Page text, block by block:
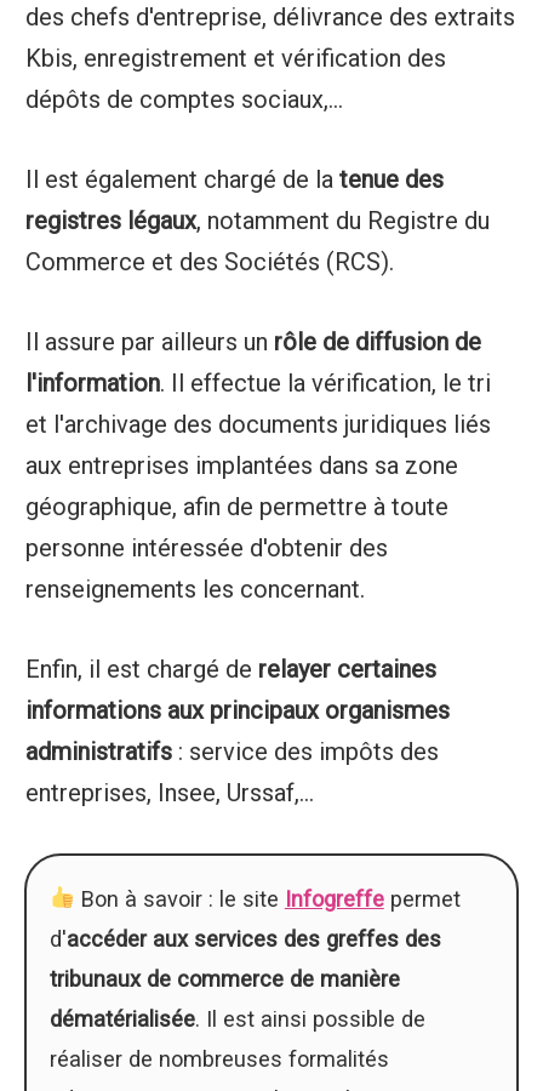
des chefs d'entreprise, délivrance des extraits
Kbis, enregistrement et vérification des
dépôts de comptes sociaux,...
Il est également chargé de la tenue des
registres légaux, notamment du Registre du
Commerce et des Sociétés (RCS).
Il assure par ailleurs un rôle de diffusion de
l'information. Il effectue la vérification, le tri
et l'archivage des documents juridiques liés
aux entreprises implantées dans sa zone
géographique, afin de permettre à toute
personne intéressée d'obtenir des
renseignements les concernant.
Enfin, il est chargé de relayer certaines
informations aux principaux organismes
administratifs : service des impôts des
entreprises, Insee, Urssaf,...
Bon à savoir : le site Infogreffepermet
d'accéder aux services des greffes des
tribunaux de commerce de manière
dématérialisée. Il est ainsi possible de
réaliser de nombreuses formalités